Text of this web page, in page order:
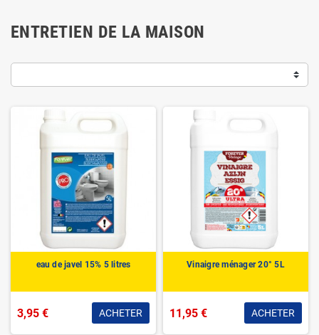
ENTRETIEN DE LA MAISON
eau de javel 15% 5 litres
3,95 € ACHETER
Vinaigre ménager 20° 5L
11,95 € ACHETER